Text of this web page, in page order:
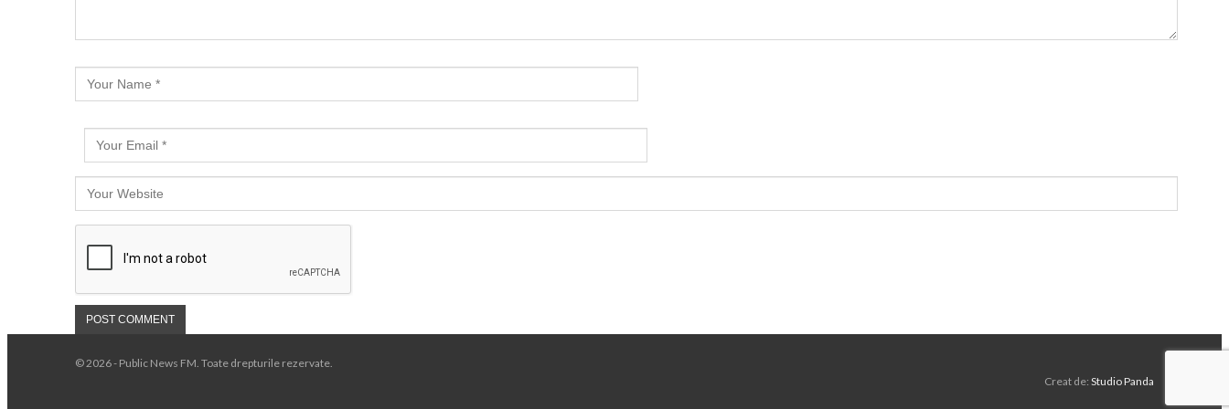
© 2026 - Public News FM. Toate drepturile rezervate.
Creat de: Studio Panda